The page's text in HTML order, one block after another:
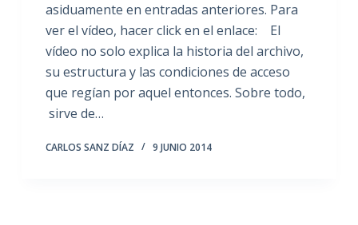
asiduamente en entradas anteriores. Para
ver el vídeo, hacer click en el enlace: El
vídeo no solo explica la historia del archivo,
su estructura y las condiciones de acceso
que regían por aquel entonces. Sobre todo,
sirve de…
CARLOS SANZ DÍAZ 9 JUNIO 2014